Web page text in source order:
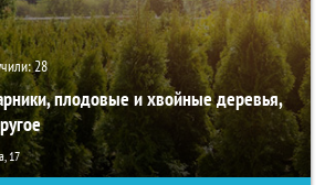
28
плодовые и хвойные деревья,
17